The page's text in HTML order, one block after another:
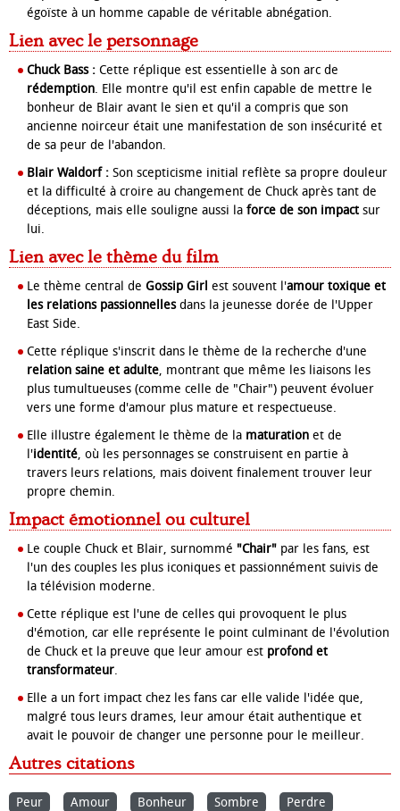
égoïste à un homme capable de véritable abnégation.
Lien avec le personnage
Chuck Bass : Cette réplique est essentielle à son arc de
rédemption. Elle montre qu'il est enfin capable de mettre le
bonheur de Blair avant le sien et qu'il a compris que son
ancienne noirceur était une manifestation de son insécurité et
de sa peur de l'abandon.
Blair Waldorf : Son scepticisme initial reflète sa propre douleur
et la difficulté à croire au changement de Chuck après tant de
déceptions, mais elle souligne aussi la force de son impact sur
lui.
Lien avec le thème du film
Le thème central de Gossip Girl est souvent l'amour toxique et
les relations passionnellesdans la jeunesse dorée de l'Upper
East Side.
Cette réplique s'inscrit dans le thème de la recherche d'une
relation saine et adulte, montrant que même les liaisons les
plus tumultueuses (comme celle de "Chair") peuvent évoluer
vers une forme d'amour plus mature et respectueuse.
Elle illustre également le thème de la maturation et de
l'identité, où les personnages se construisent en partie à
travers leurs relations, mais doivent finalement trouver leur
propre chemin.
Impact émotionnel ou culturel
Le couple Chuck et Blair, surnommé "Chair" par les fans, est
l'un des couples les plus iconiques et passionnément suivis de
la télévision moderne.
Cette réplique est l'une de celles qui provoquent le plus
d'émotion, car elle représente le point culminant de l'évolution
de Chuck et la preuve que leur amour est profond et
transformateur.
Elle a un fort impact chez les fans car elle valide l'idée que,
malgré tous leurs drames, leur amour était authentique et
avait le pouvoir de changer une personne pour le meilleur.
Autres citations
Peur Amour Bonheur Sombre Perdre